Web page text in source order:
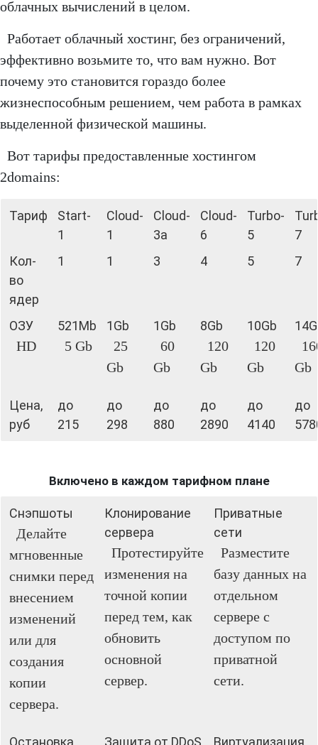
облачных вычислений в целом.
Работает облачный хостинг, без ограничений,
эффективно возьмите то, что вам нужно. Вот
почему это становится гораздо более
жизнеспособным решением, чем работа в рамках
выделенной физической машины.
Вот тарифы предоставленные хостингом
2domains:
Тариф
Start-
1
Cloud-
1
Cloud-
3a
Cloud-
6
Turbo-
5
7
Кол-
во
ядер
1 1 3 4 5 7
ОЗУ
HD
521Mb
5 Gb
1Gb
25
Gb
1Gb
60
Gb
8Gb
120
Gb
10Gb
120
Gb
Gb
Цена,
руб
до
215
до
298
до
880
до
2890
до
4140
до
Включено в каждом тарифном плане
Снэпшоты
Делайте
мгновенные
снимки перед
внесением
изменений
или для
создания
копии
сервера.
Клонирование
сервера
Протестируйте
изменения на
точной копии
перед тем, как
обновить
основной
сервер.
Приватные
сети
Разместите
базу данных на
отдельном
сервере с
доступом по
приватной
сети.